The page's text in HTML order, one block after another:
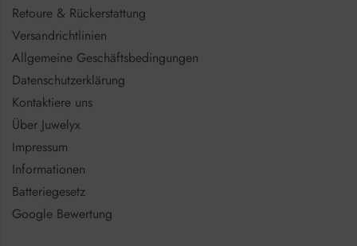
Retoure & Rückerstattung
Versandrichtlinien
Allgemeine Geschäftsbedingungen
Datenschutzerklärung
Kontaktiere uns
Über Juwelyx
Impressum
Informationen
Batteriegesetz
Google Bewertung